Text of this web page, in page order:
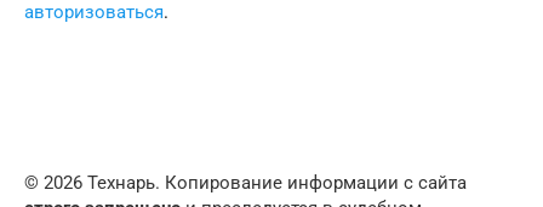
авторизоваться.
© 2026 Технарь. Копирование информации с сайта